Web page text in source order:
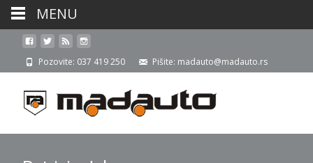
Pozovite: 037 419 250 Pišite: madauto@madauto.rs
MENU